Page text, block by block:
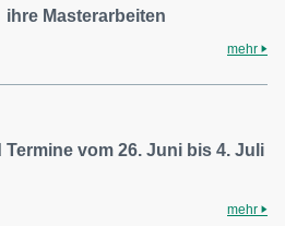
ihre Masterarbeiten
mehr
vom 26. Juni bis 4. Juli
mehr